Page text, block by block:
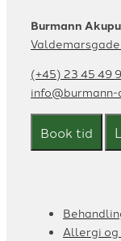
Burmann
Valdemarsgade
(+45) 23 45 49
info@burmann-
Book tid
Allergi og